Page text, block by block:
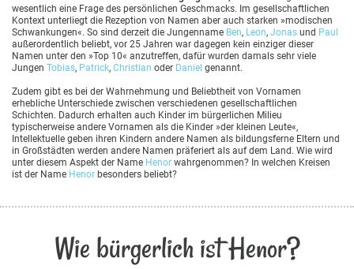
wesentlich eine Frage des persönlichen Geschmacks. Im gesellschaftlichen
Kontext unterliegt die Rezeption von Namen aber auch starken »modischen
Schwankungen«. So sind derzeit die Jungenname Ben, Leon, Jonas und Paul
außerordentlich beliebt, vor 25 Jahren war dagegen kein einziger dieser
Namen unter den »Top 10« anzutreffen, dafür wurden damals sehr viele
Jungen Tobias, Patrick, Christian oder Daniel genannt.
Zudem gibt es bei der Wahrnehmung und Beliebtheit von Vornamen
erhebliche Unterschiede zwischen verschiedenen gesellschaftlichen
Schichten. Dadurch erhalten auch Kinder im bürgerlichen Milieu
typischerweise andere Vornamen als die Kinder »der kleinen Leute«,
Intellektuelle geben ihren Kindern andere Namen als bildungsferne Eltern und
in Großstädten werden andere Namen präferiert als auf dem Land. Wie wird
unter diesem Aspekt der Name Henor wahrgenommen? In welchen Kreisen
ist der Name Henor besonders beliebt?
Wie bürgerlich ist Henor?